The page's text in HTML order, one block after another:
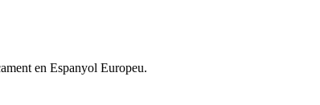
en Espanyol Europeu.